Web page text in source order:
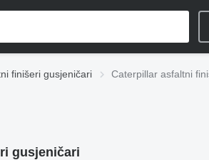
finišeri gusjeničari Caterpillar asfaltni
gusjeničari